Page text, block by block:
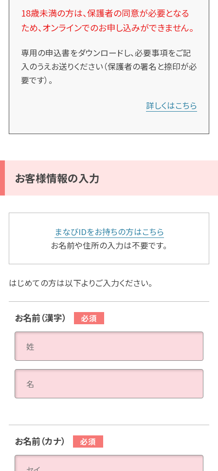
18歳未満の方は、保護者の同意が必要となる
ため、オンラインでのお申し込みができません。
専用の申込書をダウンロードし、必要事項をご記
入のうえお送りください（保護者の署名と捺印が必
要です）。
詳しくはこちら
お客様情報の入力
まなびIDをお持ちの方はこちら
お名前や住所の入力は不要です。
はじめての方は以下よりご入力ください。
お名前（漢字）
お名前（カナ）